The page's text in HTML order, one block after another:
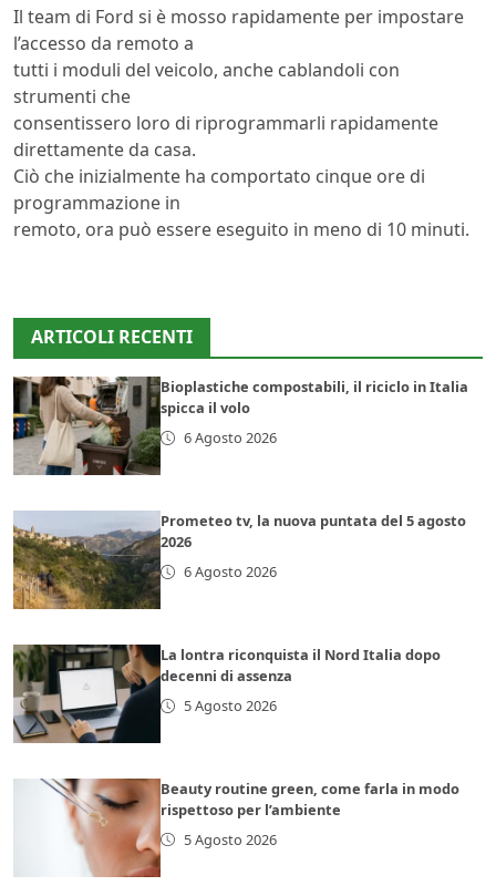
Il team di Ford si è mosso rapidamente per impostare
l’accesso da remoto a
tutti i moduli del veicolo, anche cablandoli con
strumenti che
consentissero loro di riprogrammarli rapidamente
direttamente da casa.
Ciò che inizialmente ha comportato cinque ore di
programmazione in
remoto, ora può essere eseguito in meno di 10 minuti.
ARTICOLI RECENTI
Bioplastiche compostabili, il riciclo in Italia
spicca il volo
6 Agosto 2026
Prometeo tv, la nuova puntata del 5 agosto
2026
6 Agosto 2026
La lontra riconquista il Nord Italia dopo
decenni di assenza
5 Agosto 2026
Beauty routine green, come farla in modo
rispettoso per l’ambiente
5 Agosto 2026